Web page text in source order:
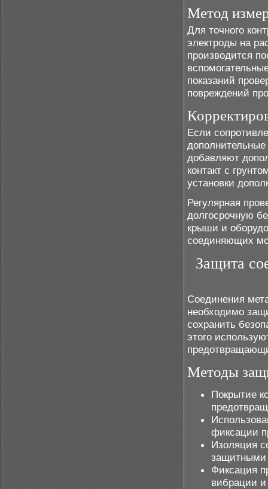
Метод
Для точного
электроды на
производится
показаний
повреждений
Если
добавляют
контакт с
установки
Регулярная
долгосрочную
крыши и
соединяющих
Защита
Соединения
необходимо
сохранить
этого
Методы
Покрытие
фиксации
Изоляция
защитными
Фиксация
вибрации и